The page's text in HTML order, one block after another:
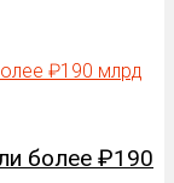
более ₽190